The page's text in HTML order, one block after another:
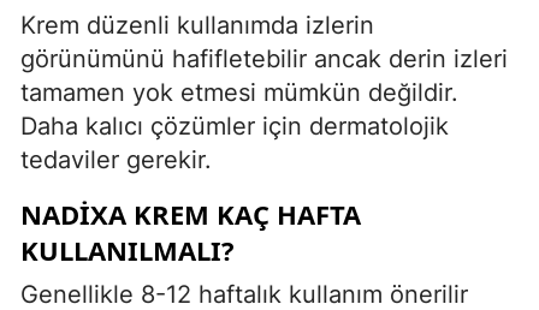
Krem düzenli kullanımda izlerin
görünümünü hafifletebilir ancak derin izleri
tamamen yok etmesi mümkün değildir.
Daha kalıcı çözümler için dermatolojik
tedaviler gerekir.
NADIXA KREM KAÇ HAFTA
KULLANILMALI?
Genellikle 8-12 haftalık kullanım önerilir